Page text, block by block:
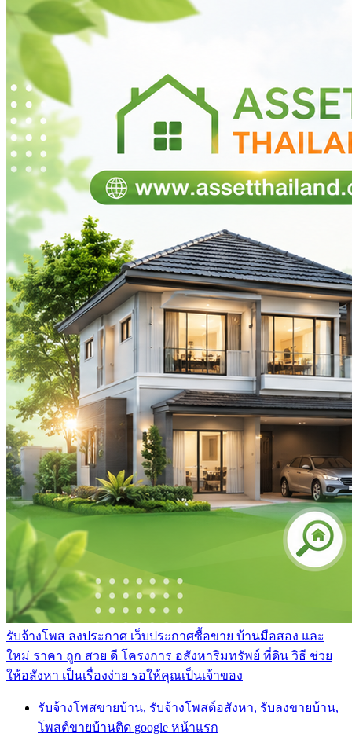
รับจ้างโพส ลงประกาศ เว็บประกาศซื้อขาย บ้านมือสอง และ
ใหม่ ราคา ถูก สวย ดี โครงการ อสังหาริมทรัพย์ ที่ดิน วิธี ช่วย
ให้อสังหา เป็นเรื่องง่าย รอให้คุณเป็นเจ้าของ
รับจ้างโพสขายบ้าน, รับจ้างโพสต์อสังหา, รับลงขายบ้าน,
โพสต์ขายบ้านติด google หน้าแรก